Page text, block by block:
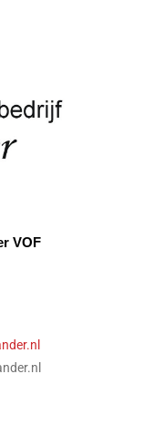
VOF